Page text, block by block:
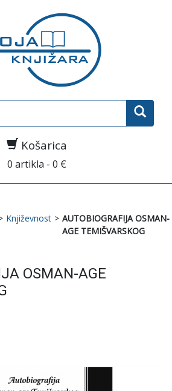
Košarica
0 artikla - 0 €
Književnost > AUTOBIOGRAFIJA OSMAN-
AGE TEMIŠVARSKOG
OSMAN-AGE